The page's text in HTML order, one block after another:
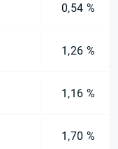
0,54 %
1,26 %
1,16 %
1,70 %